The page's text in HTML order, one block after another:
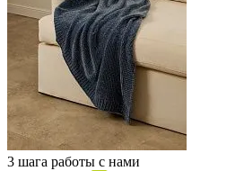
3 шага работы с нами